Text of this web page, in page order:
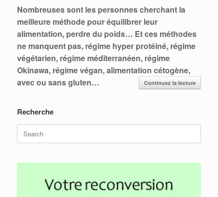
Nombreuses sont les personnes cherchant la
meilleure méthode pour équilibrer leur
alimentation, perdre du poids… Et ces méthodes
ne manquent pas, régime hyper protéiné, régime
végétarien, régime méditerranéen, régime
Okinawa, régime végan, alimentation cétogène,
avec ou sans gluten…
Continuez la lecture
Recherche
Search
for: